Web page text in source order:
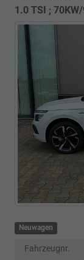
1.0 TSI ;
Neuwagen
Fahrzeugnr.